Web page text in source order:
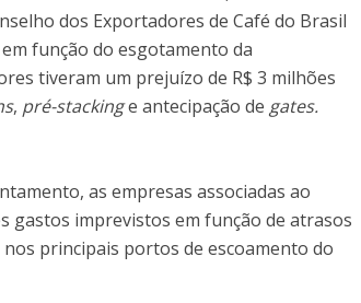
dos Exportadores de Café do Brasil
função do esgotamento da
tiveram um prejuízo de R$ 3 milhões
, pré-stackinge antecipação de gates.
as empresas associadas ao
gastos imprevistos em função de atrasos
principais portos de escoamento do